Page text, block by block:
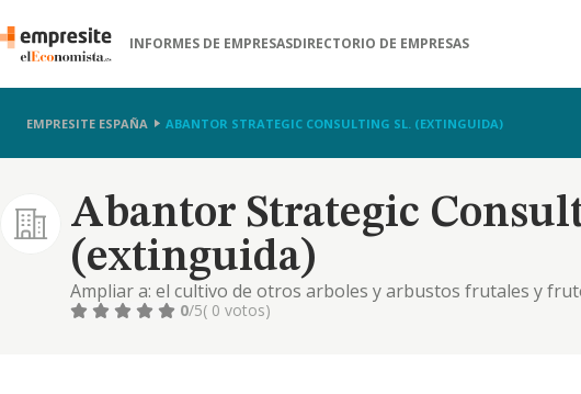
INFORMES DE EMPRESASDIRECTORIO DE EMPRESAS
EMPRESITE ESPAÑA ABANTOR STRATEGIC CONSULTING SL. (EXTINGUIDA)
Abantor Strategic
(extinguida)
Ampliar a: el cultivo de otros arboles y arbustos frutales y
0/5( 0 votos)